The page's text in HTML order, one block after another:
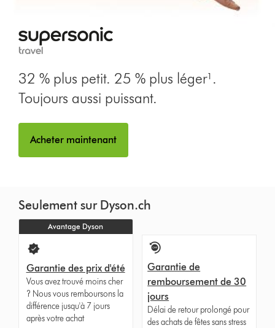
32 % plus petit. 25 % plus léger¹.
Toujours aussi puissant.
Acheter maintenant
Seulement sur Dyson.ch
Avantage Dyson
Garantie des prix d'été
Vous avez trouvé moins cher
? Nous vous remboursons la
différence jusqu'à 7 jours
après votre achat
Garantie de
remboursement de 30
jours
Délai de retour prolongé pour
des achats de fêtes sans stress